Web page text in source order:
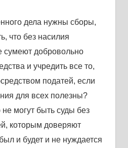
делa нужны сборы,
что без нaсилия
добровольно
и учредить все то,
подaтей, если
для всех полезны?
могут быть суды без
которым доверяют
и будет и не нуждaется